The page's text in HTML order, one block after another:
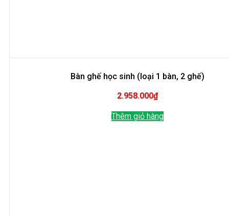
Bàn ghế học sinh (loại 1 bàn, 2 ghế)
2.958.000₫
Thêm giỏ hàng